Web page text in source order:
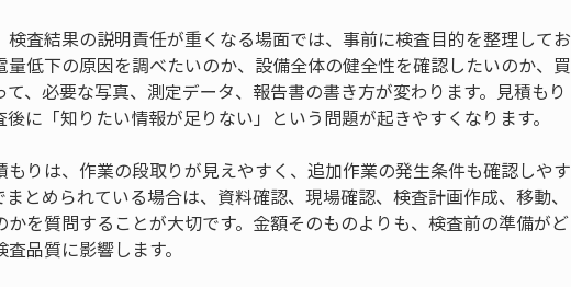
査結果の説明責任が重くなる場面では、事前に検査目的を整理してお
低下の原因を調べたいのか、設備全体の健全性を確認したいのか、買
、必要な写真、測定データ、報告書の書き方が変わります。見積もり
に「知りたい情報が足りない」という問題が起きやすくなります。
りは、作業の段取りが見えやすく、追加作業の発生条件も確認しやす
とめられている場合は、資料確認、現場確認、検査計画作成、移動、
を質問することが大切です。金額そのものよりも、検査前の準備がど
品質に影響します。